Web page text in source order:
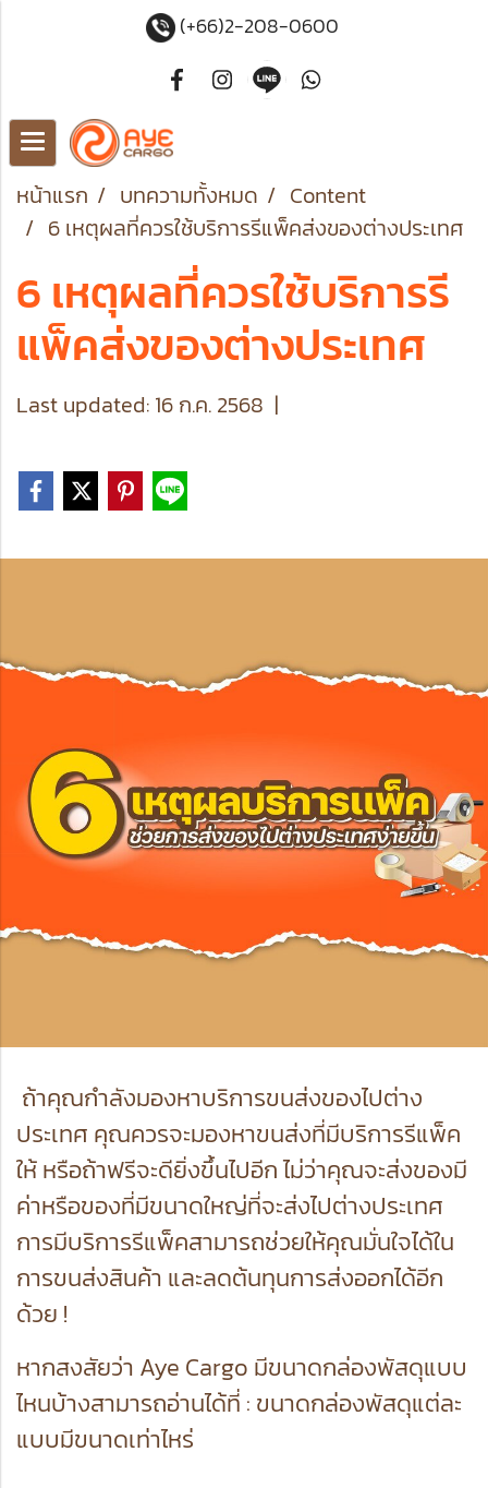
(+66)2-208-0600
หน้าแรก บทความทั้งหมด
Content
6 เหตุผลที่ควรใช้บริการรีแพ็คส่งของต่างประเทศ
6 เหตุผลที่ควรใช้บริการรี
แพ็คส่งของต่างประเทศ
Last updated: 16 ก.ค. 2568 |
ถ้าคุณกำลังมองหาบริการขนส่งของไปต่าง
ประเทศ คุณควรจะมองหาขนส่งที่มีบริการรีแพ็ค
ให้ หรือถ้าฟรีจะดียิ่งขึ้นไปอีก ไม่ว่าคุณจะส่งของมี
ค่าหรือของที่มีขนาดใหญ่ที่จะส่งไปต่างประเทศ
การมีบริการรีแพ็คสามารถช่วยให้คุณมั่นใจได้ใน
การขนส่งสินค้า และลดต้นทุนการส่งออกได้อีก
ด้วย !
หากสงสัยว่า Aye Cargo มีขนาดกล่องพัสดุแบบ
ไหนบ้างสามารถอ่านได้ที่ : ขนาดกล่องพัสดุแต่ละ
แบบมีขนาดเท่าไหร่